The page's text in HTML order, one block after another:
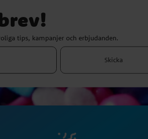
tips, kampanjer och erbjudanden.
Skicka